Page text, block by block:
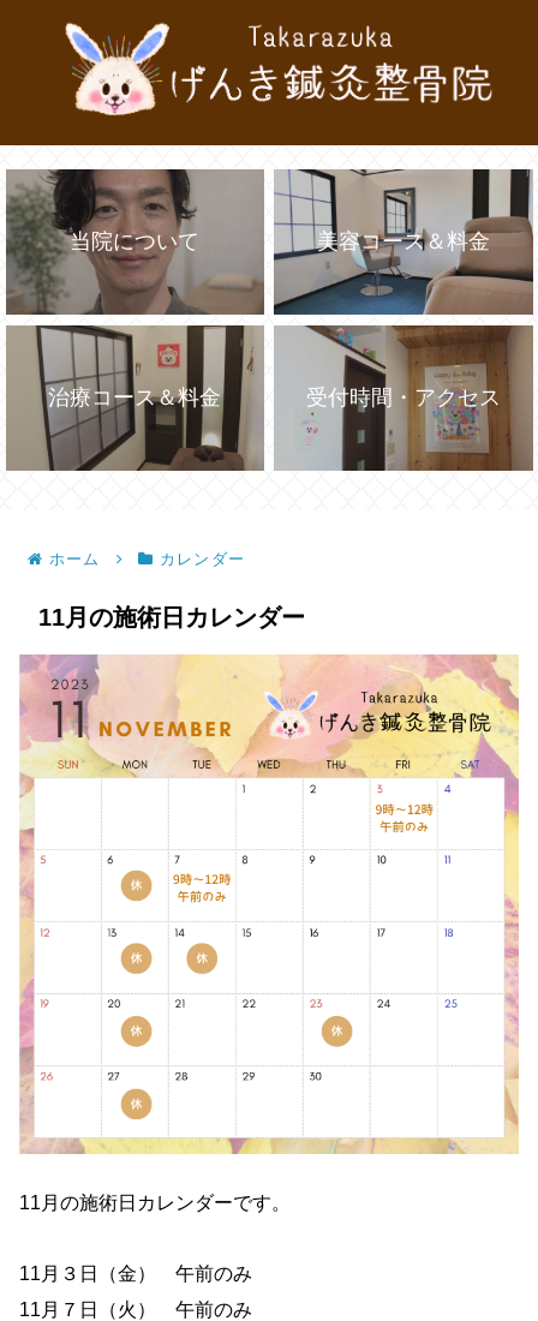
当院について 美容コース＆料金
治療コース＆料金 受付時間・アクセス
ホーム カレンダー
11月の施術日カレンダー
11月の施術日カレンダーです。
11月３日（金） 午前のみ
11月７日（火） 午前のみ